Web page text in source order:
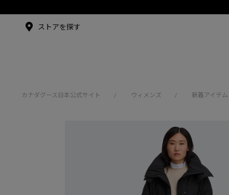
アンバサダー
ストアを探す
カナダグース日本公式サイト / ウィメンズ / 新着アイテム